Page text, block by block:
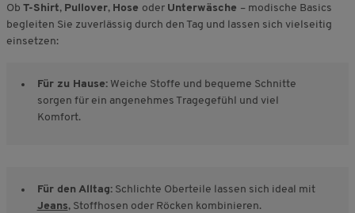
Ob T-Shirt, Pullover, Hose oder Unterwäsche – modische Basics
begleiten Sie zuverlässig durch den Tag und lassen sich vielseitig
einsetzen:
Für zu Hause:Weiche Stoffe und bequeme Schnitte
sorgen für ein angenehmes Tragegefühl und viel
Komfort.
Für den Alltag:Schlichte Oberteile lassen sich ideal mit
Jeans, Stoffhosen oder Röcken kombinieren.